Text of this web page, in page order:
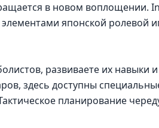
в новом воплощении.
японской ролевой
развиваете их навыки
здесь доступны
планирование